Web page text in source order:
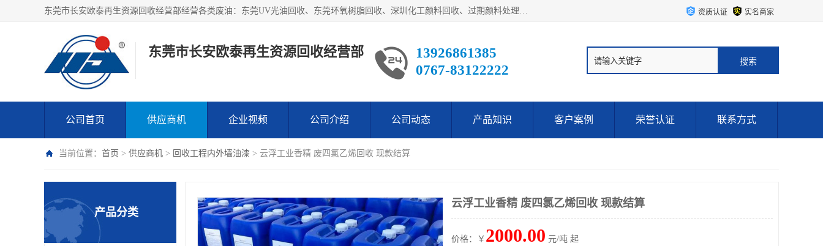
东莞市长安欧泰再生资源回收经营部经营各类废油：东莞UV光油回收、东莞环氧树脂回收、深圳化工颜料回收、过期颜料处理回收、废油漆渣处理回收、深圳废金属漆回收等。是经工商局注册的环保公司。公司主要供应：低价销售：翻蒸*等化工厡料等等。本公司为广东地区一家专业从事危险废物处理、化工危险品处理，化工废料回收，再生，生产与销售为一体的综合性企业， 资质认证 实名商家
东莞市长安欧泰再生资源回收经营部
13926861385
0767-83122222
公司首页 供应商机 企业视频 公司介绍 公司动态 产品知识 客户案例 荣誉认证 联系方式
当前位置： 首页 > 供应商机 > 回收工程内外墙油漆 > 云浮工业香精 废四氯乙烯回收 现款结算
产品分类
云浮工业香精 废四氯乙烯回收 现款结算
价格：￥ 2000.00 元/吨 起